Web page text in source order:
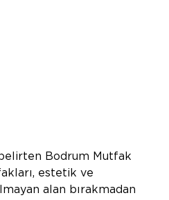
Bodrum Mutfak
estetik ve
alan bırakmadan